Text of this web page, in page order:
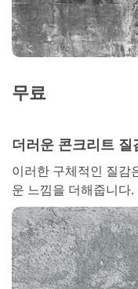
무료
더러운 콘크리트
이러한 구체적인 질감
운 느낌을 더해줍니다.